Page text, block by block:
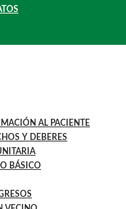
AL PACIENTE
Y DEBERES
BÁSICO